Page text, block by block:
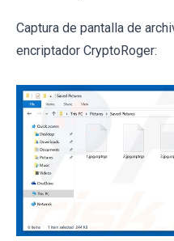
Captura de pantalla de
encriptador CryptoRoger: